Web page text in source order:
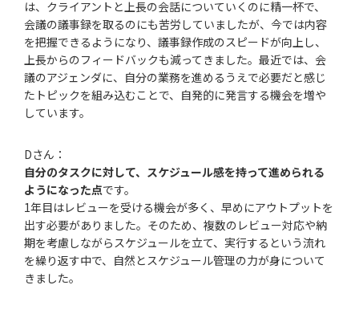
は、クライアントと上長の会話についていくのに精一杯で、
会議の議事録を取るのにも苦労していましたが、今では内容
を把握できるようになり、議事録作成のスピードが向上し、
上長からのフィードバックも減ってきました。最近では、会
議のアジェンダに、自分の業務を進めるうえで必要だと感じ
たトピックを組み込むことで、自発的に発言する機会を増や
しています。
Dさん：
自分のタスクに対して、スケジュール感を持って進められる
ようになった点です。
1年目はレビューを受ける機会が多く、早めにアウトプットを
出す必要がありました。そのため、複数のレビュー対応や納
期を考慮しながらスケジュールを立て、実行するという流れ
を繰り返す中で、自然とスケジュール管理の力が身について
きました。